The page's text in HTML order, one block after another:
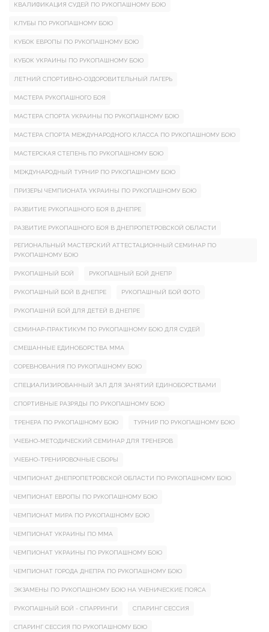
КВАЛИФИКАЦИЯ СУДЕЙ ПО РУКОПАШНОМУ БОЮ
КЛУБЫ ПО РУКОПАШНОМУ БОЮ
КУБОК ЕВРОПЫ ПО РУКОПАШНОМУ БОЮ
КУБОК УКРАИНЫ ПО РУКОПАШНОМУ БОЮ
ЛЕТНИЙ СПОРТИВНО-ОЗДОРОВИТЕЛЬНЫЙ ЛАГЕРЬ
МАСТЕРА РУКОПАШНОГО БОЯ
МАСТЕРА СПОРТА УКРАИНЫ ПО РУКОПАШНОМУ БОЮ
МАСТЕРА СПОРТА МЕЖДУНАРОДНОГО КЛАССА ПО РУКОПАШНОМУ БОЮ
МАСТЕРСКАЯ СТЕПЕНЬ ПО РУКОПАШНОМУ БОЮ
МЕЖДУНАРОДНЫЙ ТУРНИР ПО РУКОПАШНОМУ БОЮ
ПРИЗЕРЫ ЧЕМПИОНАТА УКРАИНЫ ПО РУКОПАШНОМУ БОЮ
РАЗВИТИЕ РУКОПАШНОГО БОЯ В ДНЕПРЕ
РАЗВИТИЕ РУКОПАШНОГО БОЯ В ДНЕПРОПЕТРОВСКОЙ ОБЛАСТИ
РЕГИОНАЛЬНЫЙ МАСТЕРСКИЙ АТТЕСТАЦИОННЫЙ СЕМИНАР ПО
РУКОПАШНОМУ БОЮ
РУКОПАШНЫЙ БОЙ РУКОПАШНЫЙ БОЙ ДНЕПР
РУКОПАШНЫЙ БОЙ В ДНЕПРЕ РУКОПАШНЫЙ БОЙ ФОТО
РУКОПАШНІЙ БОЙ ДЛЯ ДЕТЕЙ В ДНЕПРЕ
СЕМИНАР-ПРАКТИКУМ ПО РУКОПАШНОМУ БОЮ ДЛЯ СУДЕЙ
СМЕШАННЫЕ ЕДИНОБОРСТВА ММА
СОРЕВНОВАНИЯ ПО РУКОПАШНОМУ БОЮ
СПЕЦИАЛИЗИРОВАННЫЙ ЗАЛ ДЛЯ ЗАНЯТИЙ ЕДИНОБОРСТВАМИ
СПОРТИВНЫЕ РАЗРЯДЫ ПО РУКОПАШНОМУ БОЮ
ТРЕНЕРА ПО РУКОПАШНОМУ БОЮ ТУРНИР ПО РУКОПАШНОМУ БОЮ
УЧЕБНО-МЕТОДИЧЕСКИЙ СЕМИНАР ДЛЯ ТРЕНЕРОВ
УЧЕБНО-ТРЕНИРОВОЧНЫЕ СБОРЫ
ЧЕМПИОНАТ ДНЕПРОПЕТРОВСКОЙ ОБЛАСТИ ПО РУКОПАШНОМУ БОЮ
ЧЕМПИОНАТ ЕВРОПЫ ПО РУКОПАШНОМУ БОЮ
ЧЕМПИОНАТ МИРА ПО РУКОПАШНОМУ БОЮ
ЧЕМПИОНАТ УКРАИНЫ ПО ММА
ЧЕМПИОНАТ УКРАИНЫ ПО РУКОПАШНОМУ БОЮ
ЧЕМПИОНАТ ГОРОДА ДНЕПРА ПО РУКОПАШНОМУ БОЮ
ЭКЗАМЕНЫ ПО РУКОПАШНОМУ БОЮ НА УЧЕНИЧЕСКИЕ ПОЯСА
РУКОПАШНЫЙ БОЙ - СПАРРИНГИ СПАРИНГ СЕССИЯ
СПАРИНГ СЕССИЯ ПО РУКОПАШНОМУ БОЮ